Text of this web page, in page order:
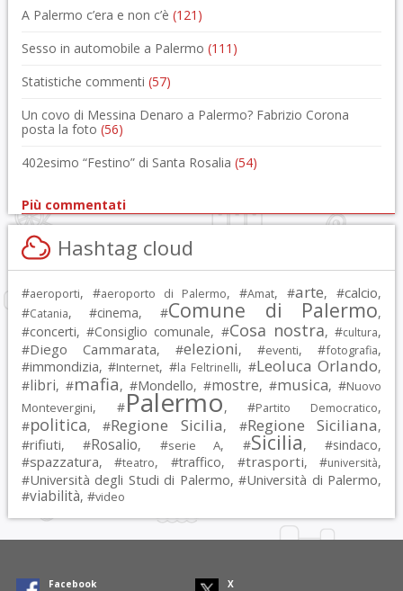
A Palermo c’era e non c’è (121)
Sesso in automobile a Palermo (111)
Statistiche commenti (57)
Un covo di Messina Denaro a Palermo? Fabrizio Corona
posta la foto (56)
402esimo “Festino” di Santa Rosalia (54)
Più commentati
Hashtag cloud
#aeroporti, #aeroporto di Palermo, #Amat, #arte, #calcio,
#Catania, #cinema, #Comune di Palermo,
#concerti, #Consiglio comunale, #Cosa nostra, #cultura,
#Diego Cammarata, #elezioni, #eventi, #fotografia,
#immondizia, #Internet, #la Feltrinelli, #Leoluca Orlando,
#libri, #mafia, #Mondello, #mostre, #musica, #Nuovo
Montevergini, #Palermo, #Partito Democratico,
#politica, #Regione Sicilia, #Regione Siciliana,
#rifiuti, #Rosalio, #serie A, #Sicilia, #sindaco,
#spazzatura, #teatro, #traffico, #trasporti, #università,
#Università degli Studi di Palermo, #Università di Palermo,
#viabilità, #video
Facebook
X